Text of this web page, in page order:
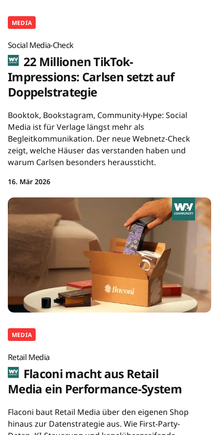
MEDIA
Social Media-Check
22 Millionen TikTok-
Impressions: Carlsen setzt auf
Doppelstrategie
Booktok, Bookstagram, Community-Hype: Social
Media ist für Verlage längst mehr als
Begleitkommunikation. Der neue Webnetz-Check
zeigt, welche Häuser das verstanden haben und
warum Carlsen besonders heraussticht.
16. Mär 2026
MEDIA
Retail Media
Flaconi macht aus Retail
Media ein Performance-System
Flaconi baut Retail Media über den eigenen Shop
hinaus zur Datenstrategie aus. Wie First-Party-